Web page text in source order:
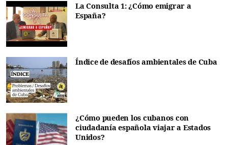
La Consulta 1: ¿Cómo emigrar a
España?
Índice de desafíos ambientales de Cuba
¿Cómo pueden los cubanos con
ciudadanía española viajar a Estados
Unidos?